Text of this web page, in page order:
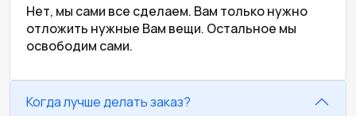
Нет, мы сами все сделаем. Вам только нужно
отложить нужные Вам вещи. Остальное мы
освободим сами.
Когда лучше делать заказ?